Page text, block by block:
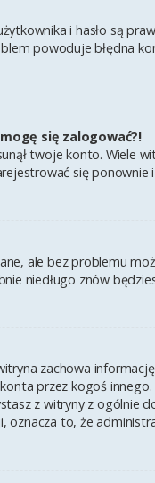
i hasło są
powoduje błędna
się zalogować?!
twoje konto. Wiele
się
ale bez problemu
niedługo znów
zachowa
przez kogoś
z witryny z
to, że